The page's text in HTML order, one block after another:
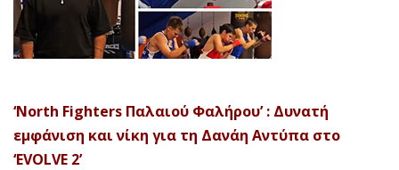
‘North Fighters Παλαιού Φαλήρου’ : Δυνατή
εμφάνιση και νίκη για τη Δανάη Αντύπα στο
‘EVOLVE 2’